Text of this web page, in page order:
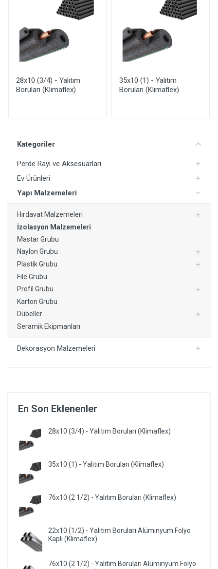
Kategoriler
Perde Rayı ve Aksesuarları
Ev Ürünleri
Yapı Malzemeleri
Hırdavat Malzemeleri
İzolasyon Malzemeleri
Mastar Grubu
Naylon Grubu
Plastik Grubu
File Grubu
Profil Grubu
Karton Grubu
Dübeller
Seramik Ekipmanları
Dekorasyon Malzemeleri
En Son Eklenenler
28x10 (3/4) - Yalıtım Boruları (Klimaflex)
35x10 (1) - Yalıtım Boruları (Klimaflex)
76x10 (2 1/2) - Yalıtım Boruları (Klimaflex)
22x10 (1/2) - Yalıtım Boruları Alüminyum Folyo
Kaplı (Klimaflex)
76x10 (2 1/2) - Yalıtım Boruları Alüminyum Folyo
Yorum Ekle
35x10 (1) - Yalıtım
Boruları (Klimaflex)
76x10 (2 1/2) - Yalıtım
Boruları (Klimaflex)